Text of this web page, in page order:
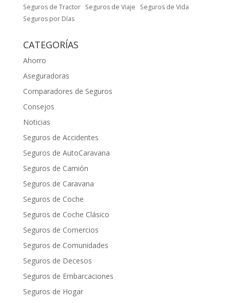
Seguros de Tractor Seguros de Viaje
Seguros de Vida
Seguros por Días
CATEGORÍAS
Ahorro
Aseguradoras
Comparadores de Seguros
Consejos
Noticias
Seguros de Accidentes
Seguros de AutoCaravana
Seguros de Camión
Seguros de Caravana
Seguros de Coche
Seguros de Coche Clásico
Seguros de Comercios
Seguros de Comunidades
Seguros de Decesos
Seguros de Embarcaciones
Seguros de Hogar